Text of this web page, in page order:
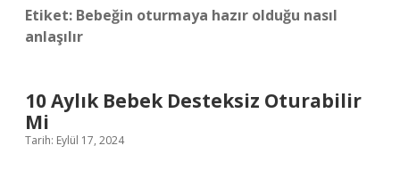
Etiket: Bebeğin oturmaya hazır olduğu nasıl
anlaşılır
10 Aylık Bebek Desteksiz Oturabilir
Mi
Tarih: Eylül 17, 2024